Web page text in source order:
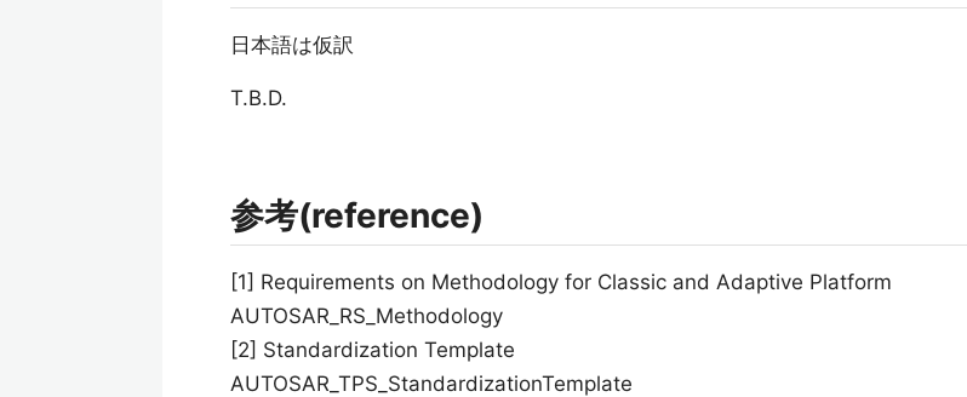
日本語は仮訳
T.B.D.
参考(reference)
[1] Requirements on Methodology for Classic and Adaptive Platform
AUTOSAR_RS_Methodology
[2] Standardization Template
AUTOSAR_TPS_StandardizationTemplate